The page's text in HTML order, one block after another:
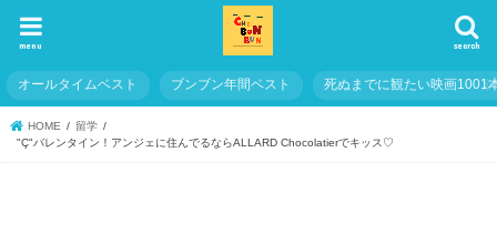
search
menu
オールタイムベスト ブンブン年間ベスト 死ぬまでに観たい映画1001
HOME
留学
"Ç"バレンタイン！アンジェに住んでるならALLARD Chocolatierでキッス♡